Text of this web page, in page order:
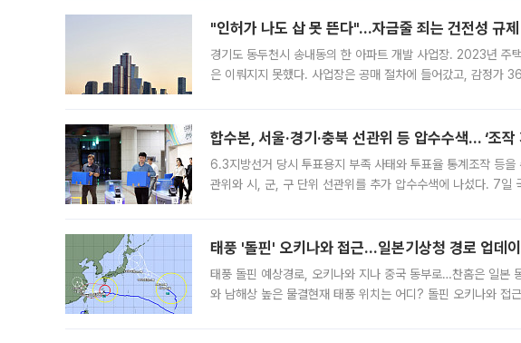
"인허가 나도 삽 못 뜬다"…자금줄 죄는 건전성 규
경기도 동두천시 송내동의 한 아파트 개발 사업장. 2023년 주
은 이뤄지지 못했다. 사업장은 공매 절차에 들어갔고, 감정가
합수본, 서울·경기·충북 선관위 등 압수수색… ‘조작
6.3지방선거 당시 투표용지 부족 사태와 투표율 통계조작 등을
관위와 시, 군, 구 단위 선관위를 추가 압수수색에 나섰다. 7일
태풍 '돌핀' 오키나와 접근…일본기상청 경로 업데
태풍 돌핀 예상경로, 오키나와 지나 중국 동부로…찬홈은 일본
와 남해상 높은 물결현재 태풍 위치는 어디? 돌핀 오키나와 접